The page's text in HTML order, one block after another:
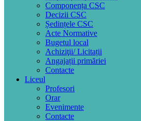
Componența CSC
Decizii CSC
Ședințele CSC
Acte Normative
Bugetul local
Achiziţii/ Licitații
Angajații primăriei
Contacte
Liceul
Profesori
Orar
Evenimente
Contacte